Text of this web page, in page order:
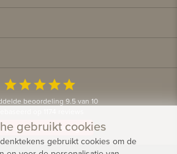
starstarstarstarstar
beoordeling 9.5 van 10
alle klantervaringen
gebruikt cookies
gebruikt cookies om de